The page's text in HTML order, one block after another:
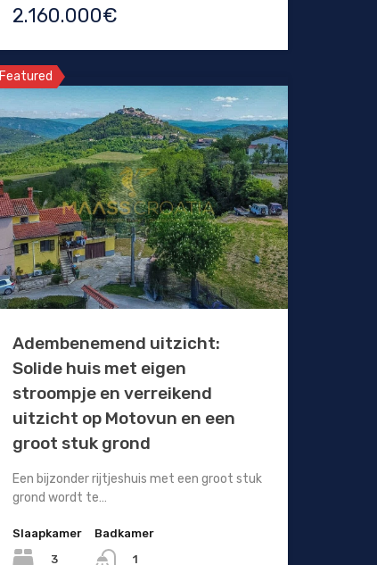
2.160.000€
Featured
Adembenemend uitzicht:
Solide huis met eigen
stroompje en verreikend
uitzicht op Motovun en een
groot stuk grond
Een bijzonder rijtjeshuis met een groot stuk
grond wordt te…
Slaapkamer
3
Badkamer
1